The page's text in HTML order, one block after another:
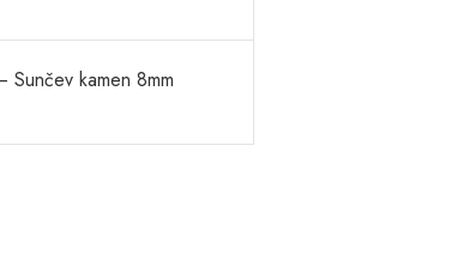
Sunčev kamen 8mm